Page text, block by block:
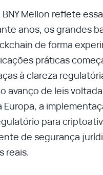
Mellon reflete essa
anos, os grandes
de forma
práticas
à clareza
avanço de leis
Europa, a
para
de segurança
reais.